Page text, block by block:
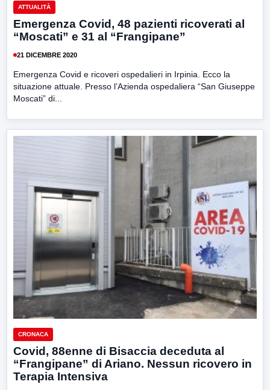
ATTUALITÀ
Emergenza Covid, 48 pazienti ricoverati al
“Moscati” e 31 al “Frangipane”
21 DICEMBRE 2020
Emergenza Covid e ricoveri ospedalieri in Irpinia. Ecco la
situazione attuale. Presso l’Azienda ospedaliera “San Giuseppe
Moscati” di...
CRONACA
Covid, 88enne di Bisaccia deceduta al
“Frangipane” di Ariano. Nessun ricovero in
Terapia Intensiva